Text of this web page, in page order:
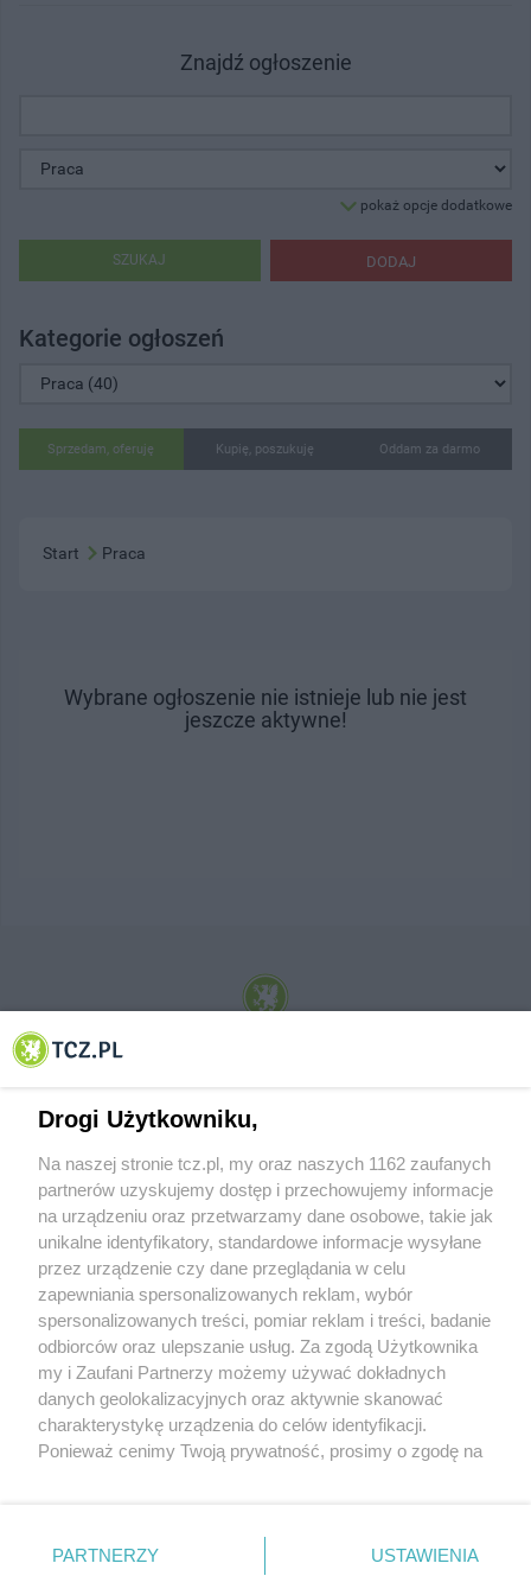
Znajdź ogłoszenie
pokaż opcje dodatkowe
DODAJ
SZUKAJ
Kategorie ogłoszeń
Sprzedam, oferuję Kupię, poszukuję Oddam za darmo
Start Praca
Wybrane ogłoszenie nie istnieje lub nie jest
jeszcze aktywne!
© 2001-2026 Tczew - TCZ.PL Sp. z o.o. Internetowy Serwis Informacyjny Miasta
O FIRMIE POLITYKA PRYWATNOŚCI HOSTING
REKLAMA WSPÓŁPRACA RSS FACEBOOK KONTAKT
Nasze serwisy
Aktualności
Tcz24
Historia miasta
Muzyka i kultura
Archiwum wydarzeń
Zdjęcia miasta
Drogi Użytkowniku,
Na naszej stronie tcz.pl, my oraz naszych 1162 zaufanych
partnerów uzyskujemy dostęp i przechowujemy informacje
na urządzeniu oraz przetwarzamy dane osobowe, takie jak
unikalne identyfikatory, standardowe informacje wysyłane
przez urządzenie czy dane przeglądania w celu
zapewniania spersonalizowanych reklam, wybór
spersonalizowanych treści, pomiar reklam i treści, badanie
odbiorców oraz ulepszanie usług. Za zgodą Użytkownika
my i Zaufani Partnerzy możemy używać dokładnych
danych geolokalizacyjnych oraz aktywnie skanować
charakterystykę urządzenia do celów identyfikacji.
Ponieważ cenimy Twoją prywatność, prosimy o zgodę na
znajdujący się w lewym dolnym rogu strony
. Niektóre
PARTNERZY USTAWIENIA